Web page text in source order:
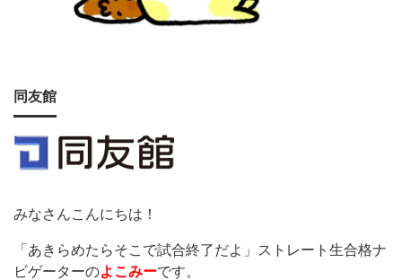
同友館
みなさんこんにちは！
「あきらめたらそこで試合終了だよ」ストレート生合格ナ
ビゲーターのよこみーです。